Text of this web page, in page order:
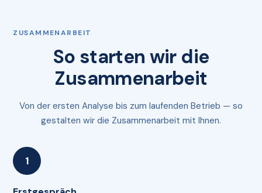
ZUSAMMENARBEIT
So starten wir die
Zusammenarbeit
Von der ersten Analyse bis zum laufenden Betrieb — so
gestalten wir die Zusammenarbeit mit Ihnen.